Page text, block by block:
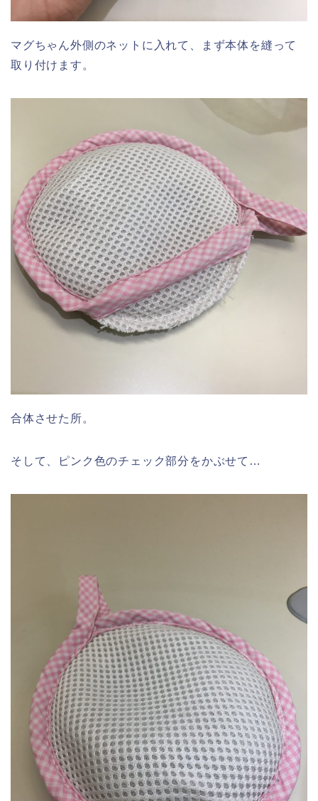
マグちゃん外側のネットに入れて、まず本体を縫って
取り付けます。
合体させた所。
そして、ピンク色のチェック部分をかぶせて…